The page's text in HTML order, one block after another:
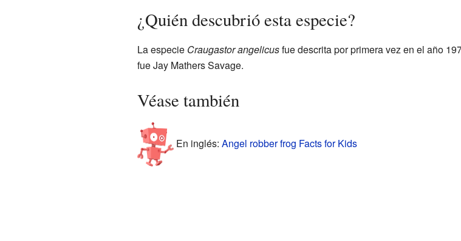
¿Quién descubrió esta especie?
La especie Craugastor angelicusfue descrita por primera vez en el año
fue Jay Mathers Savage.
Véase también
En inglés: Angel robber frog Facts for Kids